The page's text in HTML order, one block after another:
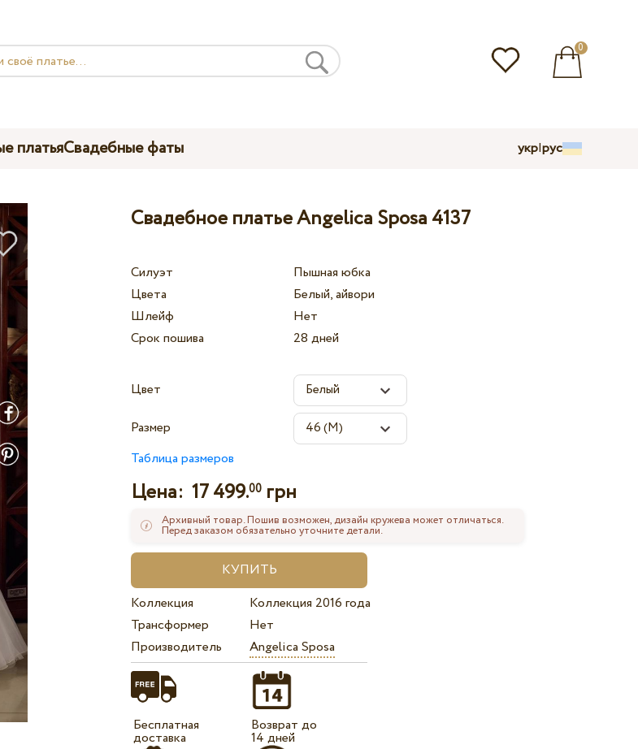
0
платьяСвадебные фаты укр|рус
Свадебное платье Angelica Sposa 4137
Силуэт
Пышная юбка
Цвета
Белый, айвори
Шлейф
Нет
Срок пошива
28 дней
Цвет
Размер
Таблица размеров
Цена:17 499.00 грн
Архивный товар. Пошив возможен, дизайн кружева может отличаться.
Перед заказом обязательно уточните детали.
Коллекция
Коллекция 2016 года
Трансформер
Нет
Производитель
Angelica Sposa
Бесплатная
доставка
Возврат до
14 дней